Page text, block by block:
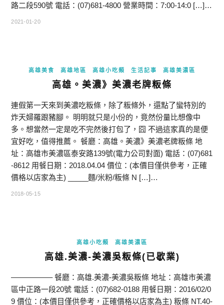
路二段590號 電話：(07)681-4800 營業時間：7:00-14:0 […]…
2021-01-20
高雄美食 高雄地區 高雄小吃類 生活記事 高雄美濃區
高雄。美濃》美濃老牌粄條
連假第一天來到美濃吃粄條，除了粄條外，還點了蠻特別的
炸天婦羅跟豬腳。 明明就只是小份的，竟然份量比想像中
多。想當然一定是吃不完然後打包了，囧 不過這家真的是便
宜好吃，值得推薦。 餐廳：高雄。美濃》美濃老牌粄條 地
址：高雄市美濃區泰安路139號(電力公司對面) 電話：(07)681
-8612 用餐日期：2018.04.04 價位：(本價目僅供參考，正確
價格以店家為主) _____麵/米粉/粄條 N […]…
2018-05-15
高雄小吃類 高雄美濃區
高雄.美濃-美濃吳粄條(已歇業)
—————– 餐廳：高雄.美濃-美濃吳粄條 地址：高雄市美濃
區中正路一段20號 電話：(07)682-0188 用餐日期：2016/02/0
9 價位：(本價目僅供參考，正確價格以店家為主) 粄條 NT.40-